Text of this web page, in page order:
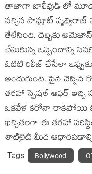
తాజాగా బాలీవుడ్ లో మూడు
వచ్చిన సామ్రాట్ పృథ్విరాజ్
తేలేసింది. దెబ్బకు
చేసుకున్న ఒప్పందాన్ని
ఓటిటి రిలీజ్ చేసేలా
అందుకుంది. పైన చెప్పిన
తరహా స్పెషల్ ఆఫర్ ఇచ్చి
ఒకవేళ కరోనా రాకపోయి
ఖచ్చితంగా ఈ తరహా
శాటిలైట్ మీద
Tags Bollywood